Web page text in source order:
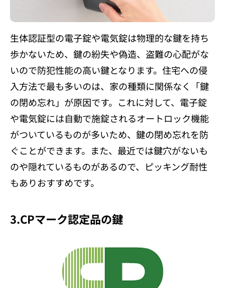
生体認証型の電子錠や電気錠は物理的な鍵を持ち
歩かないため、鍵の紛失や偽造、盗難の心配がな
いので防犯性能の高い鍵となります。住宅への侵
入方法で最も多いのは、家の種類に関係なく「鍵
の閉め忘れ」が原因です。これに対して、電子錠
や電気錠には自動で施錠されるオートロック機能
がついているものが多いため、鍵の閉め忘れを防
ぐことができます。また、最近では鍵穴がないも
のや隠れているものがあるので、ピッキング耐性
もありおすすめです。
3.CPマーク認定品の鍵